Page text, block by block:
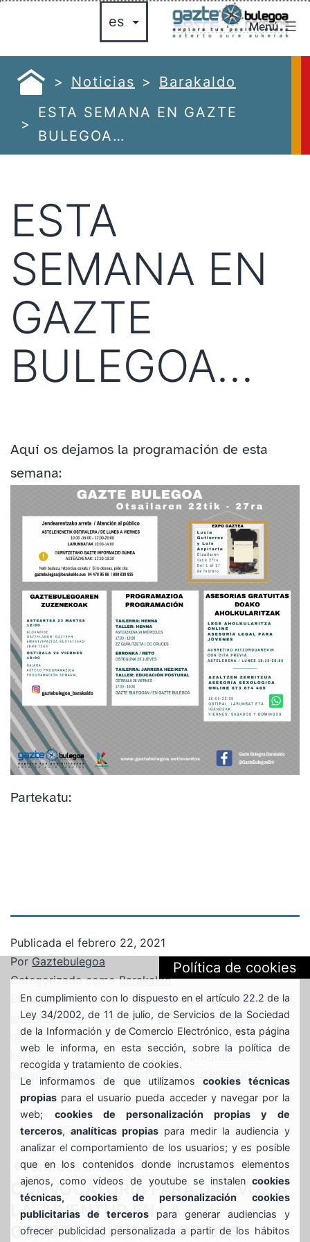
contenido
gazte
bulegoa
Menú
Noticias
Barakaldo
ESTA SEMANA EN GAZTE
BULEGOA…
ESTA
SEMANA EN
GAZTE
BULEGOA…
Aquí os dejamos la programación de esta
semana:
Partekatu:
Publicada el febrero 22, 2021
Por Gaztebulegoa
Categorizado comoBarakaldo
Etiquetado comoaisia ,cartel,directos,emancipación
emantzipazioa ,exposición, gazteak,gazteartea,
gaztebulegoa,horario ,jóvenes,jóvenesartistas ,
kartela ,ordutegia ,programación, programazioa,
servicios
tiempolibre zerbitzuak zuzenekoak
Navegación
de
entradas
Entrada anterior
CONVOCATORIA PARA DAR VOZ A
LA JUVENTUD EN LA
CONSECUCIÓN DE LOS ODS
Política de cookies
En cumplimiento con lo dispuesto en el artículo 22.2 de la
Ley 34/2002, de 11 de julio, de Servicios de la Sociedad
de la Información y de Comercio Electrónico, esta página
web le informa, en esta sección, sobre la política de
recogida y tratamiento de cookies.
Le informamos de que utilizamoscookies técnicas
propias para el usuario pueda acceder y navegar por la
web; cookies de personalización propias y de
terceros,analíticas propias para medir la audiencia y
analizar el comportamiento de los usuarios; y es posible
que en los contenidos donde incrustamos elementos
ajenos, como vídeos de youtube se instalen cookies
técnicas, cookies de personalización cookies
publicitarias de terceros para generar audiencias y
ofrecer publicidad personalizada a partir de los hábitos